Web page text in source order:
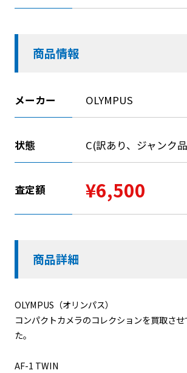
商品情報
メーカー OLYMPUS
状態 C(訳あり、ジャンク
査定額 ¥6,500
商品詳細
OLYMPUS（オリンパス）
コンパクトカメラのコレクションを買取さ
た。
AF-1 TWIN